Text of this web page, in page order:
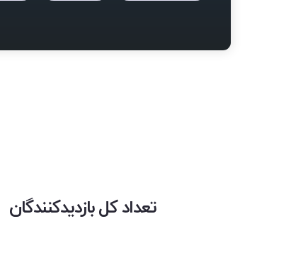
تعداد کل بازدیدکنندگان